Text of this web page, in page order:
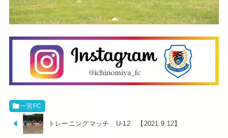
一宮FC
トレーニングマッチ U-12 【2021.9.12】